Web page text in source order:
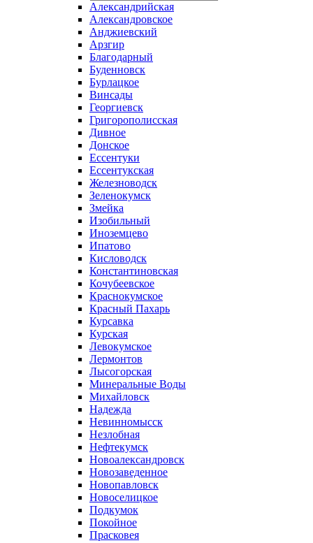
Александрийская
Александровское
Анджиевский
Арзгир
Благодарный
Буденновск
Бурлацкое
Винсады
Георгиевск
Григорополисская
Дивное
Донское
Ессентуки
Ессентукская
Железноводск
Зеленокумск
Змейка
Изобильный
Иноземцево
Ипатово
Кисловодск
Константиновская
Кочубеевское
Краснокумское
Красный Пахарь
Курсавка
Курская
Левокумское
Лермонтов
Лысогорская
Минеральные Воды
Михайловск
Надежда
Невинномысск
Незлобная
Нефтекумск
Новоалександровск
Новозаведенное
Новопавловск
Новоселицкое
Подкумок
Покойное
Прасковея